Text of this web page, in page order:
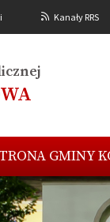
Kanały RRS
GMINY